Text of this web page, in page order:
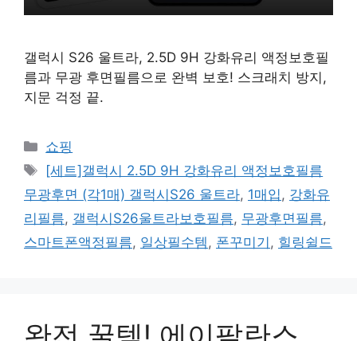
갤럭시 S26 울트라, 2.5D 9H 강화유리 액정보호필
름과 무광 후면필름으로 완벽 보호! 스크래치 방지,
지문 걱정 끝.
카
테
고
리
쇼핑
태
그
[세트]갤럭시 2.5D 9H 강화유리 액정보호필름
무광후면 (각1매) 갤럭시S26 울트라, 1매입 , 강화유
리필름, 갤럭시S26울트라보호필름, 무광후면필름,
스마트폰액정필름, 일상필수템 , 폰꾸미기 , 힐링쉴드
완전 꿀템! 에이팔란스